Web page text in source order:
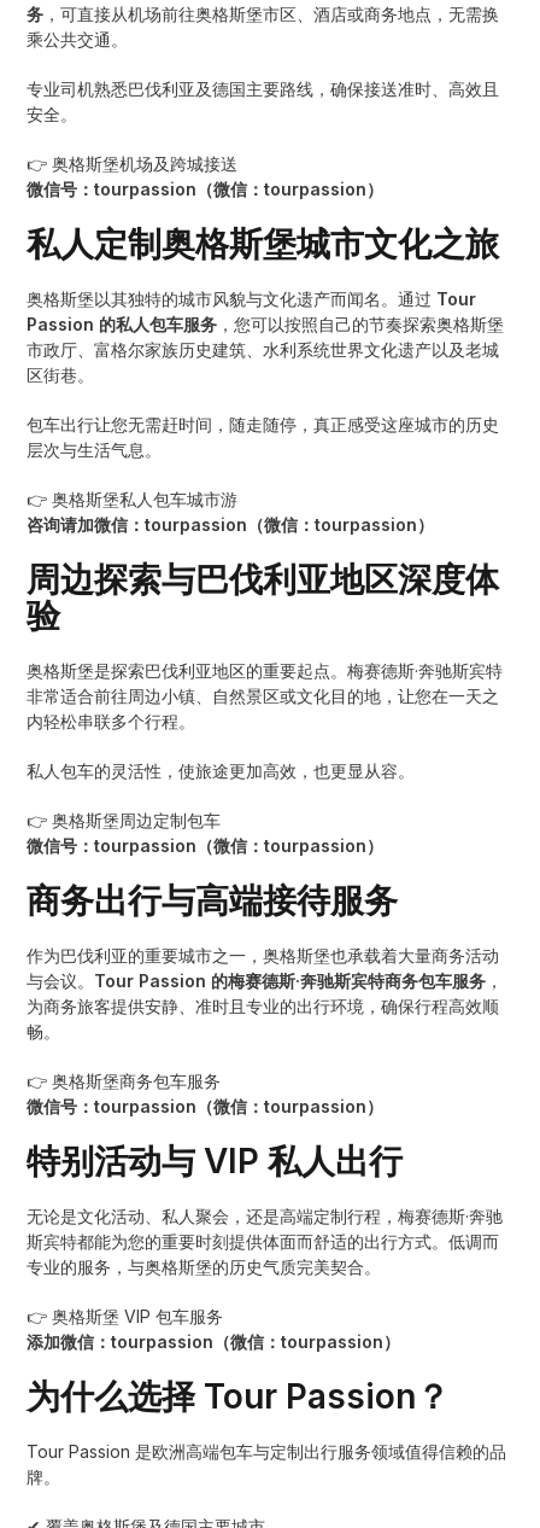
务 ，可直接从机场前往奥格斯堡市区、酒店或商务地点，无需换
乘公共交通。
专业司机熟悉巴伐利亚及德国主要路线，确保接送准时、高效且
安全。
👉 奥格斯堡机场及跨城接送
微信号：tourpassion（微信：tourpassion）
私人定制奥格斯堡城市文化之旅
奥格斯堡以其独特的城市风貌与文化遗产而闻名。通过 Tour
Passion 的私人包车服务 ，您可以按照自己的节奏探索奥格斯堡
市政厅、富格尔家族历史建筑、水利系统世界文化遗产以及老城
区街巷。
包车出行让您无需赶时间，随走随停，真正感受这座城市的历史
层次与生活气息。
👉 奥格斯堡私人包车城市游
咨询请加微信：tourpassion（微信：tourpassion）
周边探索与巴伐利亚地区深度体
验
奥格斯堡是探索巴伐利亚地区的重要起点。梅赛德斯·奔驰斯宾特
非常适合前往周边小镇、自然景区或文化目的地，让您在一天之
内轻松串联多个行程。
私人包车的灵活性，使旅途更加高效，也更显从容。
👉 奥格斯堡周边定制包车
微信号：tourpassion（微信：tourpassion）
商务出行与高端接待服务
作为巴伐利亚的重要城市之一，奥格斯堡也承载着大量商务活动
与会议。 Tour Passion 的梅赛德斯·奔驰斯宾特商务包车服务 ，
为商务旅客提供安静、准时且专业的出行环境，确保行程高效顺
畅。
👉 奥格斯堡商务包车服务
微信号：tourpassion（微信：tourpassion）
特别活动与 VIP 私人出行
无论是文化活动、私人聚会，还是高端定制行程，梅赛德斯·奔驰
斯宾特都能为您的重要时刻提供体面而舒适的出行方式。低调而
专业的服务，与奥格斯堡的历史气质完美契合。
👉 奥格斯堡 VIP 包车服务
添加微信：tourpassion（微信：tourpassion）
为什么选择 Tour Passion？
Tour Passion 是欧洲高端包车与定制出行服务领域值得信赖的品
牌。